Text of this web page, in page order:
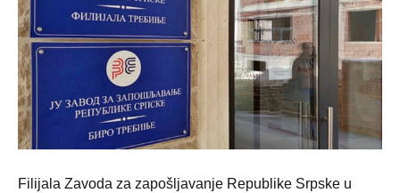
Filijala Zavoda za zapošljavanje Republike Srpske u